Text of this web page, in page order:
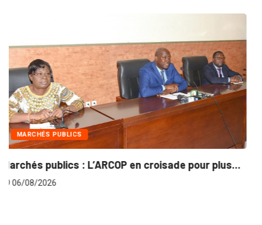
INTÉGRATION RÉGIONALE
Gestion concertée et durable du Bassin du...